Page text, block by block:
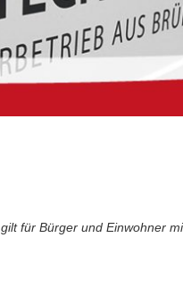
für Bürger und Einwohner